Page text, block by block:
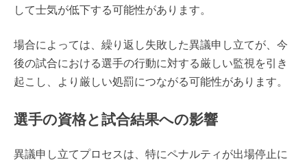
して士気が低下する可能性があります。
場合によっては、繰り返し失敗した異議申し立てが、今
後の試合における選手の行動に対する厳しい監視を引き
起こし、より厳しい処罰につながる可能性があります。
選手の資格と試合結果への影響
異議申し立てプロセスは、特にペナルティが出場停止に